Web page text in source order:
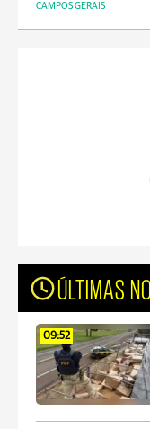
CAMPOS GERAIS
ÚLTIMAS
09:52